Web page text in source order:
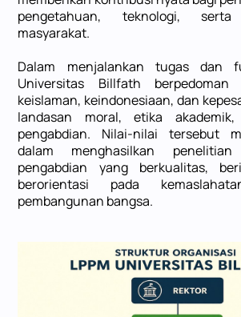
pengetahuan, teknologi, serta
masyarakat.
Dalam menjalankan tugas dan
Universitas Billfath
keislaman, keindonesiaan, dan
landasan moral, etika
pengabdian. Nilai-nilai tersebut
dalam menghasilkan
pengabdian yang berkualitas,
berorientasi pada
pembangunan bangsa.